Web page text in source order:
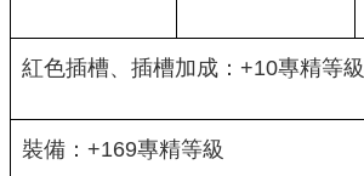
紅色插槽、插槽加成：+10專精等級
裝備：+169專精等級